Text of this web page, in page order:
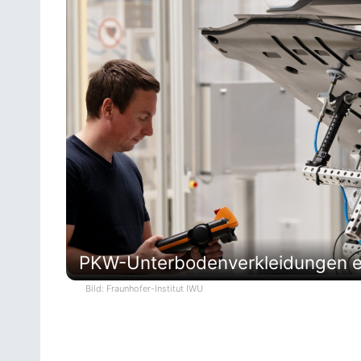
PKW-Unterbodenverkleidungen
Bild: Fraunhofer-Institut IWU